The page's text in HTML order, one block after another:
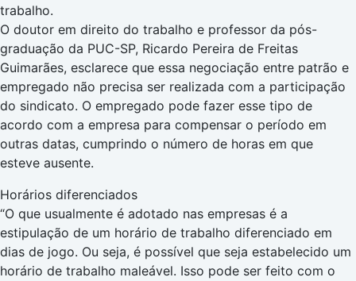
trabalho.
O doutor em direito do trabalho e professor da pós-
graduação da PUC-SP, Ricardo Pereira de Freitas
Guimarães, esclarece que essa negociação entre patrão e
empregado não precisa ser realizada com a participação
do sindicato. O empregado pode fazer esse tipo de
acordo com a empresa para compensar o período em
outras datas, cumprindo o número de horas em que
esteve ausente.
Horários diferenciados
“O que usualmente é adotado nas empresas é a
estipulação de um horário de trabalho diferenciado em
dias de jogo. Ou seja, é possível que seja estabelecido um
horário de trabalho maleável. Isso pode ser feito com o